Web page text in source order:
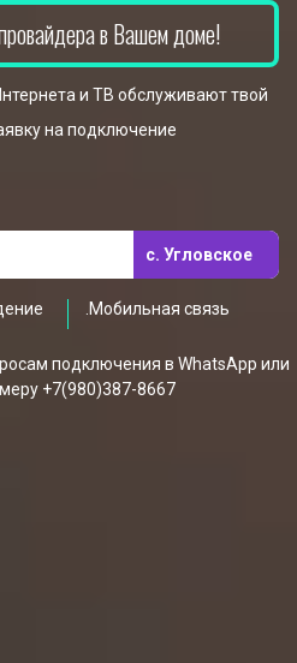
в Вашем доме!
и ТВ обслуживают твой
на подключение
с. Угловское
.Мобильная связь
подключения в WhatsApp или
+7(980)387-8667